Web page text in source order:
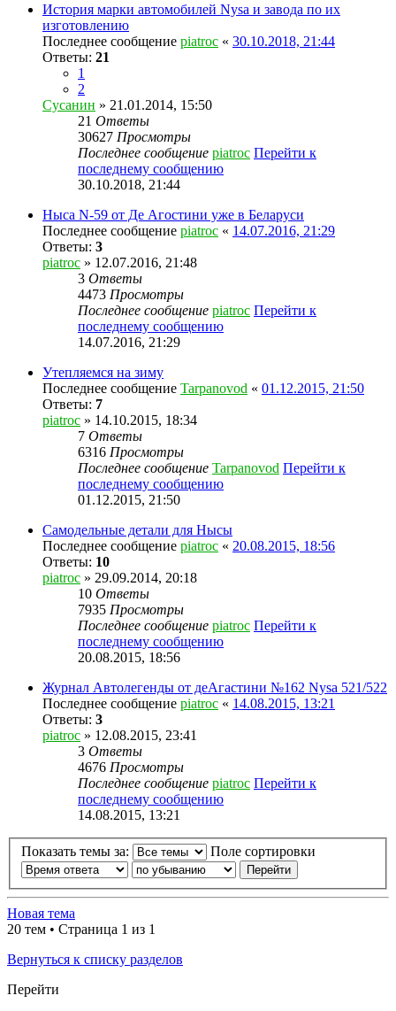
История марки автомобилей Nysa и завода по их
изготовлению
Последнее сообщение piatroc « 30.10.2018, 21:44
Ответы: 21
1
2
Сусанин » 21.01.2014, 15:50
21 Ответы
30627 Просмотры
Последнее сообщение piatroc Перейти к
последнему сообщению
30.10.2018, 21:44
Ныса N-59 от Де Агостини уже в Беларуси
Последнее сообщение piatroc « 14.07.2016, 21:29
Ответы: 3
piatroc » 12.07.2016, 21:48
3 Ответы
4473 Просмотры
Последнее сообщение piatroc Перейти к
последнему сообщению
14.07.2016, 21:29
Утепляемся на зиму
Последнее сообщение Tarpanovod « 01.12.2015, 21:50
Ответы: 7
piatroc » 14.10.2015, 18:34
7 Ответы
6316 Просмотры
Последнее сообщение Tarpanovod Перейти к
последнему сообщению
01.12.2015, 21:50
Самодельные детали для Нысы
Последнее сообщение piatroc « 20.08.2015, 18:56
Ответы: 10
piatroc » 29.09.2014, 20:18
10 Ответы
7935 Просмотры
Последнее сообщение piatroc Перейти к
последнему сообщению
20.08.2015, 18:56
Журнал Автолегенды от деАгастини №162 Nysa 521/522
Последнее сообщение piatroc « 14.08.2015, 13:21
Ответы: 3
piatroc » 12.08.2015, 23:41
3 Ответы
4676 Просмотры
Последнее сообщение piatroc Перейти к
последнему сообщению
14.08.2015, 13:21
Показать темы за: Поле сортировки
Новая тема
20 тем • Страница 1 из 1
Вернуться к списку разделов
Перейти